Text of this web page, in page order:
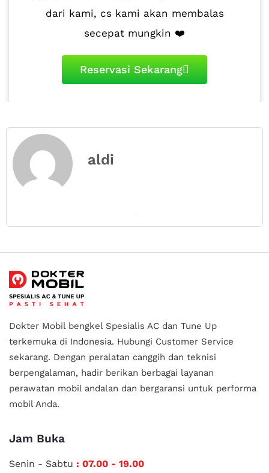
dari kami, cs kami akan membalas
secepat mungkin ❤️
Reservasi Sekarang
aldi
Dokter Mobil bengkel Spesialis AC dan Tune Up
terkemuka di Indonesia. Hubungi Customer Service
sekarang. Dengan peralatan canggih dan teknisi
berpengalaman, hadir berikan berbagai layanan
perawatan mobil andalan dan bergaransi untuk performa
mobil Anda.
Jam Buka
Senin - Sabtu : 07.00 - 19.00